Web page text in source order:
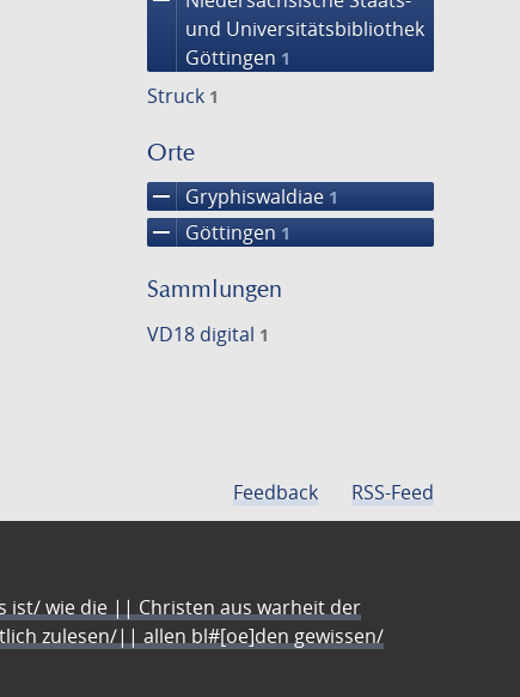
und Universitätsbibliothek
Göttingen 1
Struck 1
Orte
remove Gryphiswaldiae 1
remove Göttingen 1
Sammlungen
VD18 digital 1
Feedback RSS-Feed
ist/ wie die || Christen aus warheit der
zulesen/|| allen bl#[oe]den gewissen/